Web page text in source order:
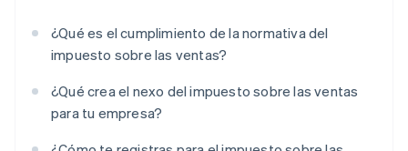
¿Qué es el cumplimiento de la normativa del
impuesto sobre las ventas?
¿Qué crea el nexo del impuesto sobre las ventas
para tu empresa?